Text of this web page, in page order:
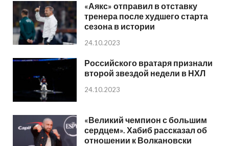
«Аякс» отправил в отставку
тренера после худшего старта
сезона в истории
24.10.2023
Российского вратаря признали
второй звездой недели в НХЛ
24.10.2023
«Великий чемпион с большим
сердцем». Хабиб рассказал об
отношении к Волкановски